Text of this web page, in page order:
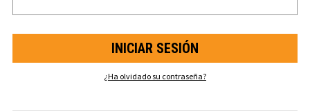
¿Ha olvidado su contraseña?